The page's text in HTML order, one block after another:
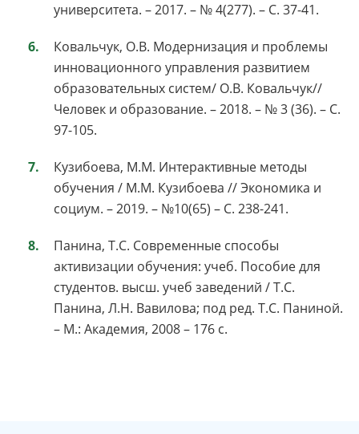
университета. – 2017. – № 4(277). – С. 37-41.
Ковальчук, О.В. Модернизация и проблемы
инновационного управления развитием
образовательных систем/ О.В. Ковальчук//
Человек и образование. – 2018. – № 3 (36). – С.
97-105.
Кузибоева, М.М. Интерактивные методы
обучения / М.М. Кузибоева // Экономика и
социум. – 2019. – №10(65) – С. 238-241.
Панина, Т.С. Современные способы
активизации обучения: учеб. Пособие для
студентов. высш. учеб заведений / Т.С.
Панина, Л.Н. Вавилова; под ред. Т.С. Паниной.
– М.: Академия, 2008 – 176 с.